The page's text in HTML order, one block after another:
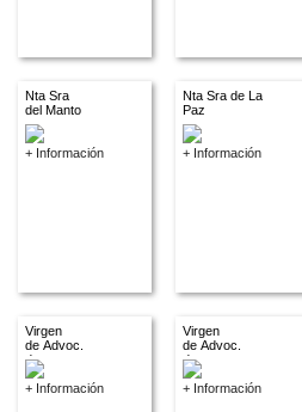
Nta Sra
del Manto
+ Información
Nta Sra de La
Paz
+ Información
Virgen
de Advoc.
descon.
+ Información
Virgen
de Advoc.
descon.
+ Información